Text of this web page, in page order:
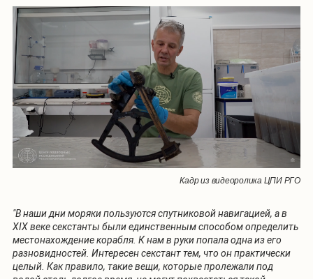
Кадр из видеоролика ЦПИ РГО
"В наши дни моряки пользуются спутниковой навигацией, а в
XIX веке секстанты были единственным способом определить
местонахождение корабля. К нам в руки попала одна из его
разновидностей. Интересен секстант тем, что он практически
целый. Как правило, такие вещи, которые пролежали под